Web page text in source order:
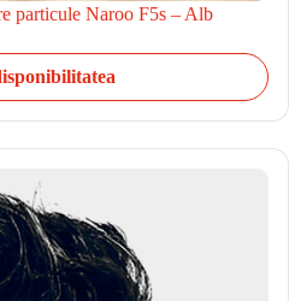
particule Naroo F5s – Alb